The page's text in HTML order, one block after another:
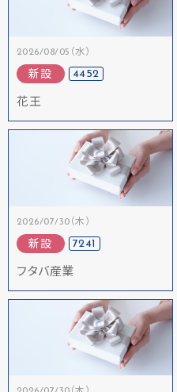
2026/08/05（水）
新設 4452
花王
2026/07/30（木）
新設 7241
フタバ産業